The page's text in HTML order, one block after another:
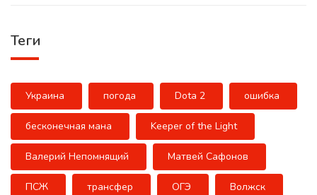
Теги
Украина погода Dota 2 ошибка
бесконечная мана Keeper of the Light
Валерий Непомнящий Матвей Сафонов
ПСЖ трансфер ОГЭ Волжск